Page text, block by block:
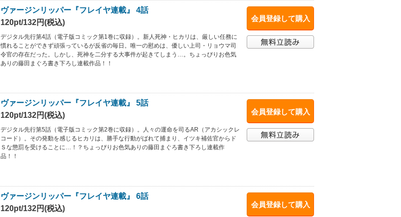
会員登録して購入
ヴァージンリッパー『フレイヤ連載』 4話
120pt/132円(税込)
デジタル先行第4話（電子版コミック第1巻に収録）。新人死神・ヒカリは、厳しい任務に
慣れることができず頑張っているが反省の毎日。唯一の慰めは、優しい上司・リョウマ司
令官の存在だった。しかし、死神を二分する大事件が起きてしまう…。ちょっぴりお色気
ありの藤田まぐろ書き下ろし連載作品！！
会員登録して購入
ヴァージンリッパー『フレイヤ連載』 5話
120pt/132円(税込)
デジタル先行第5話（電子版コミック第2巻に収録）。人々の運命を司るAR（アカシックレ
コード）。その発動を感じるヒカリは、勝手な行動がばれて捕まり、イツキ補佐官からド
Ｓな懲罰を受けることに…！？ちょっぴりお色気ありの藤田まぐろ書き下ろし連載作
品！！
会員登録して購入
ヴァージンリッパー『フレイヤ連載』 6話
120pt/132円(税込)